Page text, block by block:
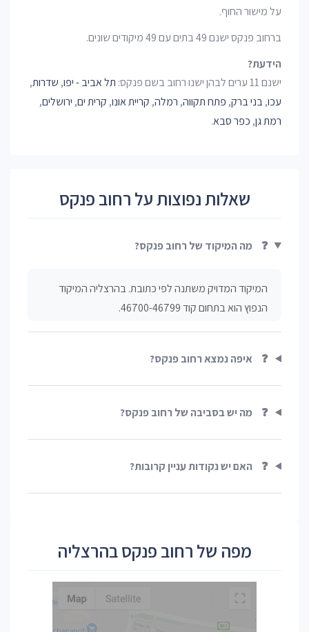
על מישור החוף.
ברחוב פנקס ישנם 49 בתים עם 49 מיקודים שונים.
הידעת?
ישנם 11 ערים לבהן ישנו רחוב בשם פנקס:
תל אביב - יפו, שדרות,
עכו,בני ברק, פתח תקווה, רמלה, קריית אונו, קרית ים, ירושלים,
רמת גן, כפר סבא.
שאלות נפוצות על רחוב פנקס
❓ מה המיקוד של רחוב פנקס?
המיקוד המדויק משתנה לפי כתובת. בהרצליה המיקוד
הנפוץ הוא בתחום קוד 46700-46799.
❓ איפה נמצא רחוב פנקס?
❓ מה יש בסביבה של רחוב פנקס?
❓ האם יש נקודות עניין קרובות?
מפה של רחוב פנקס בהרצליה